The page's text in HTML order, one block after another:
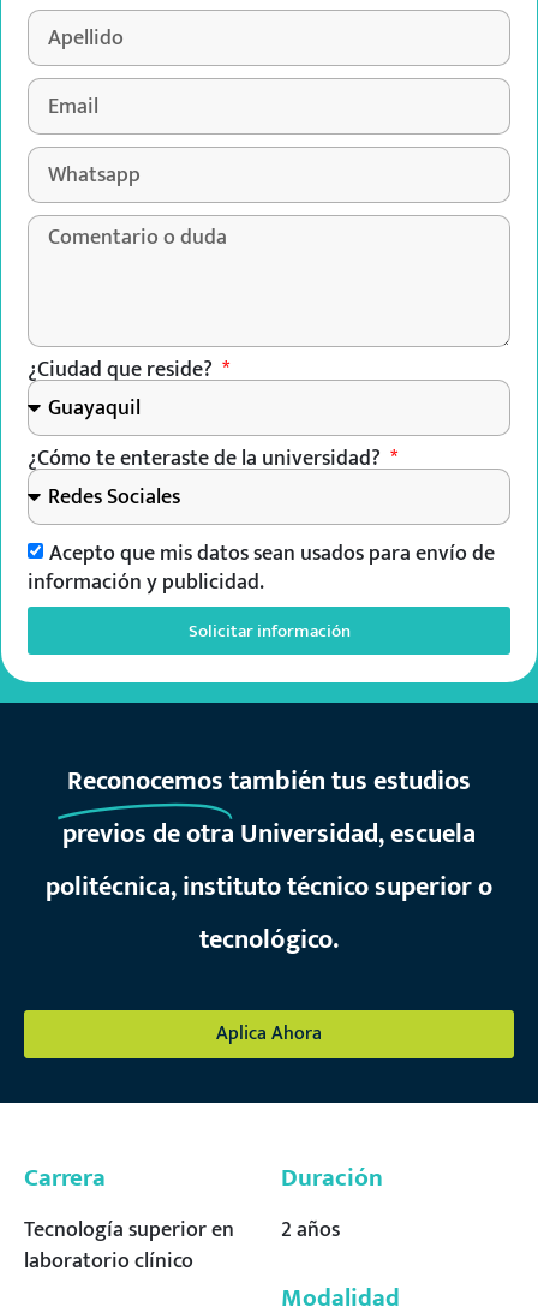
¿Ciudad que reside?
¿Cómo te enteraste de la universidad?
Acepto que mis datos sean usados para envío de
información y publicidad.
Solicitar información
Reconocemostambién tus estudios
previos de otra Universidad, escuela
politécnica, instituto técnico superior o
tecnológico.
Aplica Ahora
Carrera
Tecnología superior en
laboratorio clínico
Duración
2 años
Modalidad